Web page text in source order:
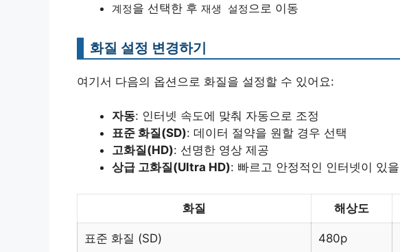
계정을 선택한 후 재생 설정 으로 이동
화질 설정 변경하기
여기서 다음의 옵션으로 화질을 설정할 수 있어요:
자동: 인터넷 속도에 맞춰 자동으로 조정
표준 화질(SD): 데이터 절약을 원할 경우 선택
고화질(HD): 선명한 영상 제공
상급 고화질(Ultra HD): 빠르고 안정적인 인터넷이 있
화질 해상도
표준 화질 (SD) 480p